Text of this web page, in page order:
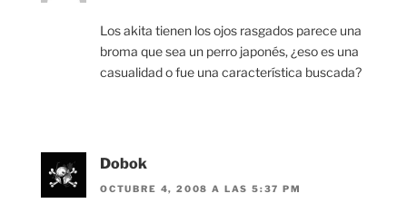
Los akita tienen los ojos rasgados parece una
broma que sea un perro japonés, ¿eso es una
casualidad o fue una característica buscada?
Dobok
OCTUBRE 4, 2008 A LAS 5:37 PM